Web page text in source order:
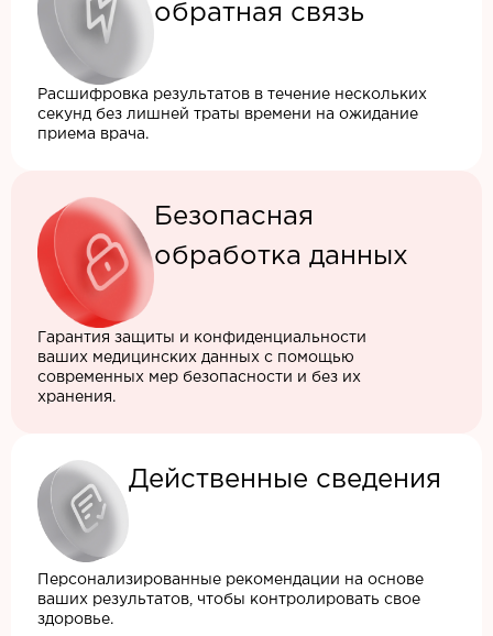
обратная связь
Расшифровка результатов в течение нескольких
секунд без лишней траты времени на ожидание
приема врача.
Безопасная
обработка данных
Гарантия защиты и конфиденциальности
ваших медицинских данных с помощью
современных мер безопасности и без их
хранения.
Действенные сведения
Персонализированные рекомендации на основе
ваших результатов, чтобы контролировать свое
здоровье.